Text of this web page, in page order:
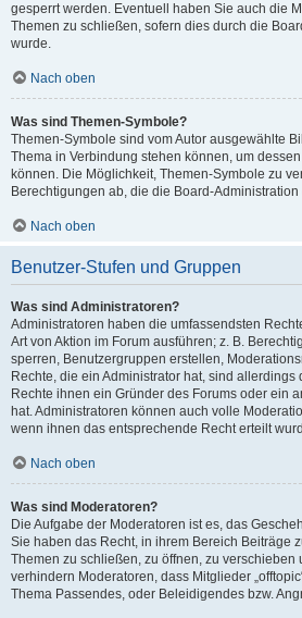
gesperrt werden. Eventuell haben Sie auch die
Themen zu schließen, sofern dies durch die
wurde.
Nach oben
Was sind Themen-Symbole?
Themen-Symbole sind vom Autor ausgewählte
Thema in Verbindung stehen können, um
können. Die Möglichkeit, Themen-Symbole zu
Berechtigungen ab, die die Board-Administration
Nach oben
Benutzer-Stufen und Gruppen
Was sind Administratoren?
Administratoren haben die umfassendsten
Art von Aktion im Forum ausführen; z. B.
sperren, Benutzergruppen erstellen,
Rechte, die ein Administrator hat, sind
Rechte ihnen ein Gründer des Forums oder ein
hat. Administratoren können auch volle
wenn ihnen das entsprechende Recht erteilt
Nach oben
Was sind Moderatoren?
Die Aufgabe der Moderatoren ist es, das
Sie haben das Recht, in ihrem Bereich Beiträge
Themen zu schließen, zu öffnen, zu
verhindern Moderatoren, dass Mitglieder
Thema Passendes, oder Beleidigendes bzw.